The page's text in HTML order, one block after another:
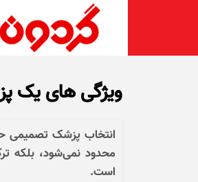
ویژگی های یک پزشک خوب؛ 7 ویژگی
انتخاب پزشک تصمیمی
محدود نمی‌شود، بلکه
است.